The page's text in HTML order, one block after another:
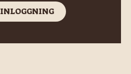
INLOGGNING
INLOGGNING